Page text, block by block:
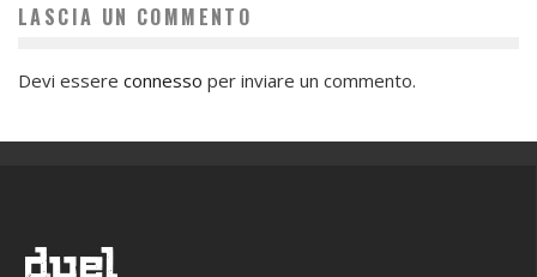
LASCIA UN COMMENTO
Devi essere connesso per inviare un commento.